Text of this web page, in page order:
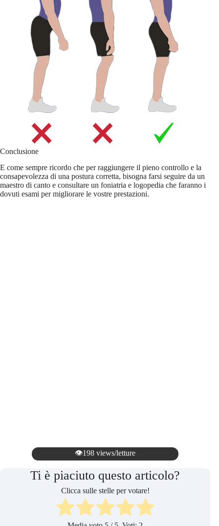
Conclusione
E come sempre ricordo che per raggiungere il pieno controllo e la
consapevolezza di una postura corretta, bisogna farsi seguire da un
maestro di canto e consultare un foniatria e logopedia che faranno i
dovuti esami per migliorare le vostre prestazioni.
👁️198 views/letture
Ti è piaciuto questo articolo?
Clicca sulle stelle per votare!